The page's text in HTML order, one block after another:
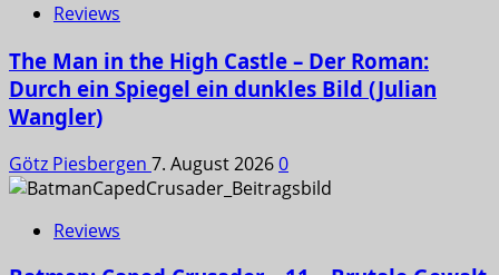
Reviews
The Man in the High Castle – Der Roman:
Durch ein Spiegel ein dunkles Bild (Julian
Wangler)
Götz Piesbergen 7. August 20260
Reviews